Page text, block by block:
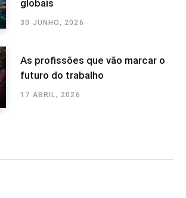
globais
30 JUNHO, 2026
As profissões que vão marcar o
futuro do trabalho
17 ABRIL, 2026